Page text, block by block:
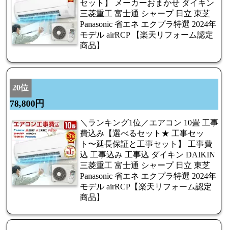
セット】 メーカーおまかせ ダイキン
三菱重工 富士通 シャープ 日立 東芝
Panasonic 省エネ エクプラ特選 2024年
モデル airRCP 【楽天リフォーム認定
商品】
20位
78,800円
＼ランキング1位／エアコン 10畳 工事
費込み【選べるセット★ 工事セッ
ト〜延長保証と工事セット】 工事費
込 工事込み 工事込 ダイキン DAIKIN
三菱重工 富士通 シャープ 日立 東芝
Panasonic 省エネ エクプラ特選 2024年
モデル airRCP【楽天リフォーム認定
商品】